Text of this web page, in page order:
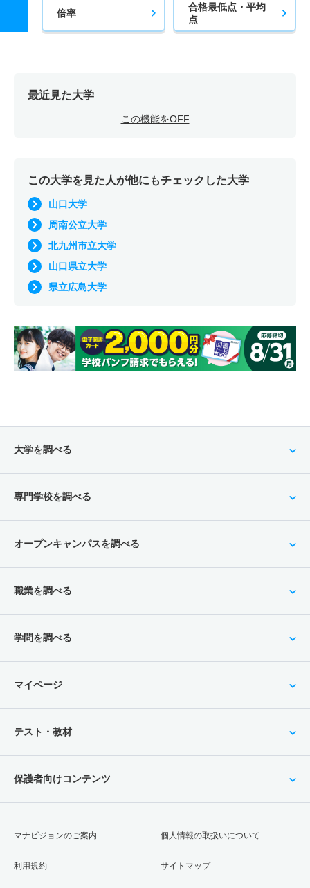
倍率
合格最低点・平均
点
最近見た大学
この機能をOFF
この大学を見た人が他にもチェックした大学
山口大学
周南公立大学
北九州市立大学
山口県立大学
県立広島大学
大学を調べる
専門学校を調べる
オープンキャンパスを調べる
職業を調べる
学問を調べる
マイページ
テスト・教材
保護者向けコンテンツ
マナビジョンのご案内
利用規約
個人情報の取扱いについて
サイトマップ